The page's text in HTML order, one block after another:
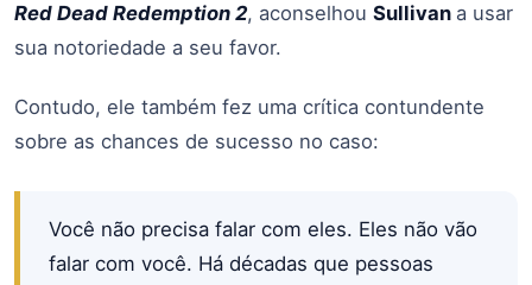
Red Dead Redemption 2, aconselhou Sullivan a usar
sua notoriedade a seu favor.
Contudo, ele também fez uma crítica contundente
sobre as chances de sucesso no caso:
Você não precisa falar com eles. Eles não vão
falar com você. Há décadas que pessoas